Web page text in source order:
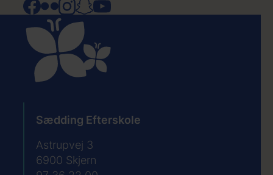
Facebook
FlickrInstagram
Snapchat
Sædding Efterskole
Astrupvej 3
6900 Skjern